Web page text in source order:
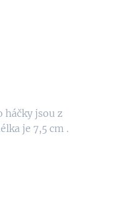
háčky jsou z
je 7,5 cm .